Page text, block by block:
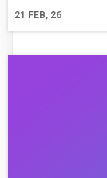
21 FEB, 26